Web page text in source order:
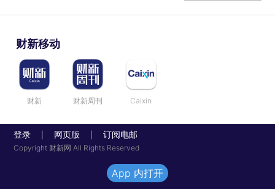
财新移动
财新 财新周刊 Caixin
登录 网页版 订阅电邮
Copyright 财新网 All Rights Reserved
App 内打开